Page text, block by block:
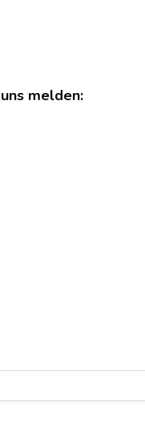
melden: